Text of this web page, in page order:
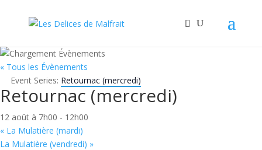
« Tous les Évènements
Event Series: Retournac (mercredi)
Retournac (mercredi)
12 août à 7h00 - 12h00
« La Mulatière (mardi)
La Mulatière (vendredi) »